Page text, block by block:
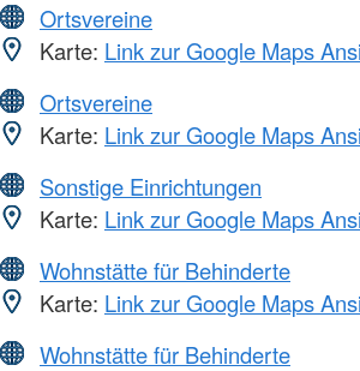
Ortsvereine
Karte: Link zur Google Maps
Ortsvereine
Karte: Link zur Google Maps
Sonstige Einrichtungen
Karte: Link zur Google Maps
Wohnstätte für Behinderte
Karte: Link zur Google Maps
Wohnstätte für Behinderte